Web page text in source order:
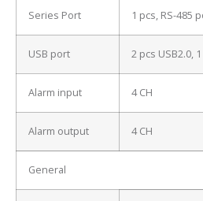
Series Port 1 pcs, RS-485
USB port 2 pcs USB2.0,
Alarm input 4 CH
Alarm output 4 CH
General